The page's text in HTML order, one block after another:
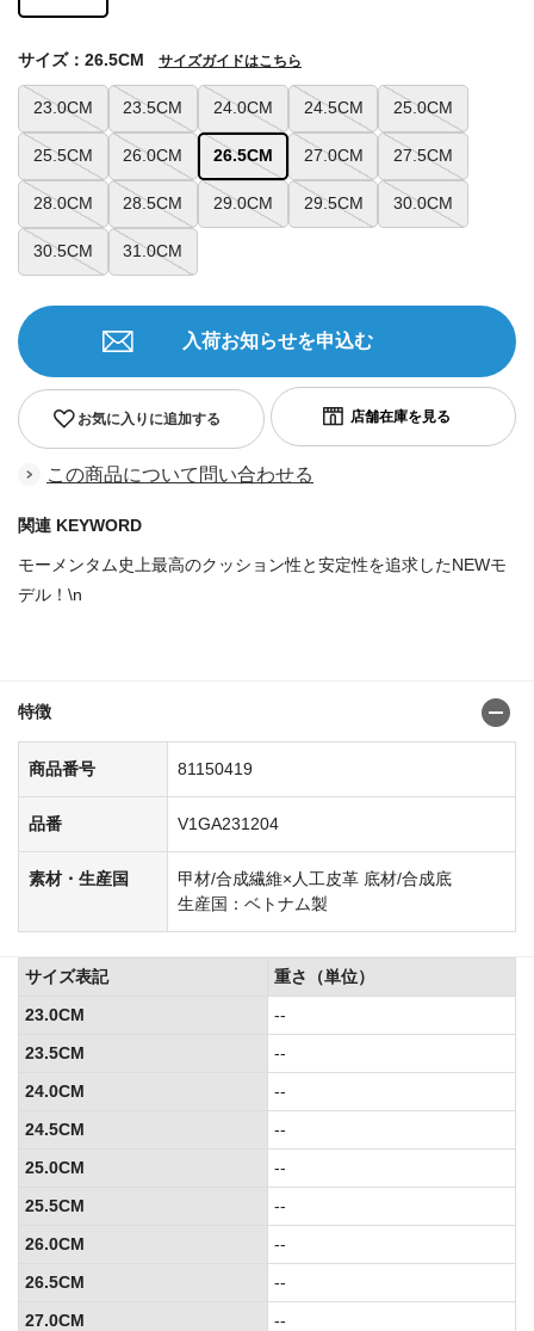
23.0CM 23.5CM 24.0CM 24.5CM 25.0CM
25.5CM 26.0CM 26.5CM 27.0CM 27.5CM
28.0CM 28.5CM 29.0CM 29.5CM 30.0CM
30.5CM 31.0CM
サイズ：26.5CM サイズガイドはこちら
お気に入りに追加する
入荷お知らせを申込む
この商品について問い合わせる
関連 KEYWORD
モーメンタム史上最高のクッション性と安定性を追求したNEWモ
デル！\n
特徴
商品番号 81150419
品番 V1GA231204
素材・生産国
甲材/合成繊維×人工皮革 底材/合成底
生産国：ベトナム製
サイズ表記
重さ（単位）
23.0CM
--
23.5CM
--
24.0CM
--
24.5CM
--
25.0CM
--
25.5CM
--
26.0CM
--
26.5CM
--
27.0CM
--